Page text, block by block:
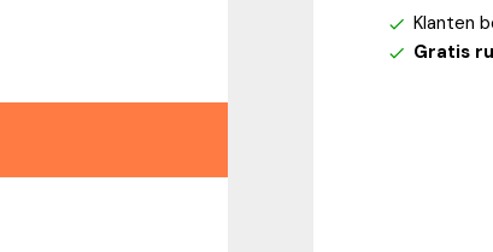
Klanten
Gratis